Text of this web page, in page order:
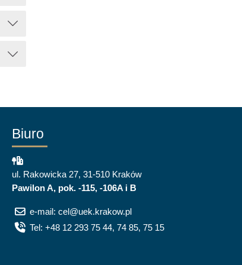
Biuro
ul. Rakowicka 27, 31-510 Kraków
Pawilon A, pok. -115, -106A i B
e-mail: cel@uek.krakow.pl
Tel: +48 12 293 75 44, 74 85, 75 15